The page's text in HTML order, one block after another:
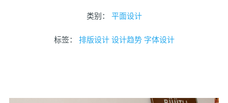
类别： 平面设计
标签： 排版设计 设计趋势 字体设计